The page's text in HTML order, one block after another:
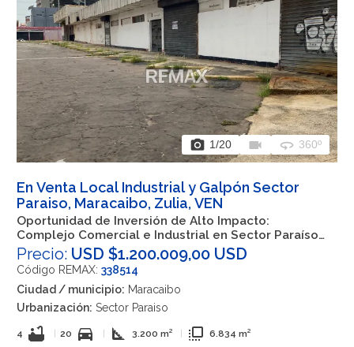
photo_camera 1/20 videocam 360 360º
En Venta Local Industrial y Galpón Sector
Paraiso, Maracaibo, Zulia, VEN
Oportunidad de Inversión de Alto Impacto:
Complejo Comercial e Industrial en Sector Paraíso
Maracaibo Zulia
Precio: USD $1.200.009,00 USD
Código REMAX: 338514
Ciudad / municipio: Maracaibo
Urbanización: Sector Paraiso
4 bathtub 20 directions_car square_foot 3.200 m² flip_to_front 6.834 m²